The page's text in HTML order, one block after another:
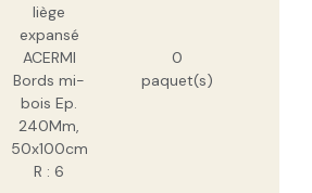
isolant liège expansé ACERMI
bois Ep. 300Mm, 50x100cm R :
liège
expansé
ACERMI
Bords mi-
bois Ep.
240Mm,
50x100cm
R : 6
0
paquet(s)